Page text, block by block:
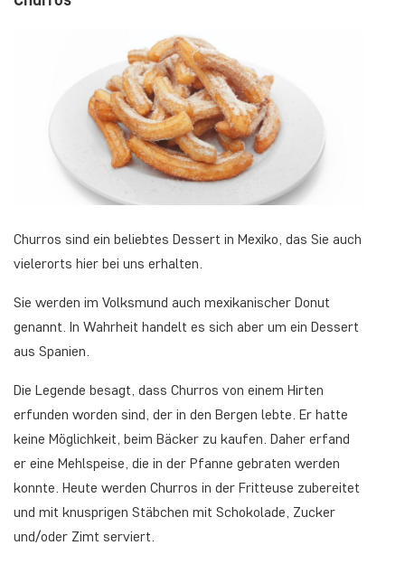
Churros sind ein beliebtes Dessert in Mexiko, das Sie auch
vielerorts hier bei uns erhalten.
Sie werden im Volksmund auch mexikanischer Donut
genannt. In Wahrheit handelt es sich aber um ein Dessert
aus Spanien.
Die Legende besagt, dass Churros von einem Hirten
erfunden worden sind, der in den Bergen lebte. Er hatte
keine Möglichkeit, beim Bäcker zu kaufen. Daher erfand
er eine Mehlspeise, die in der Pfanne gebraten werden
konnte. Heute werden Churros in der Fritteuse zubereitet
und mit knusprigen Stäbchen mit Schokolade, Zucker
und/oder Zimt serviert.